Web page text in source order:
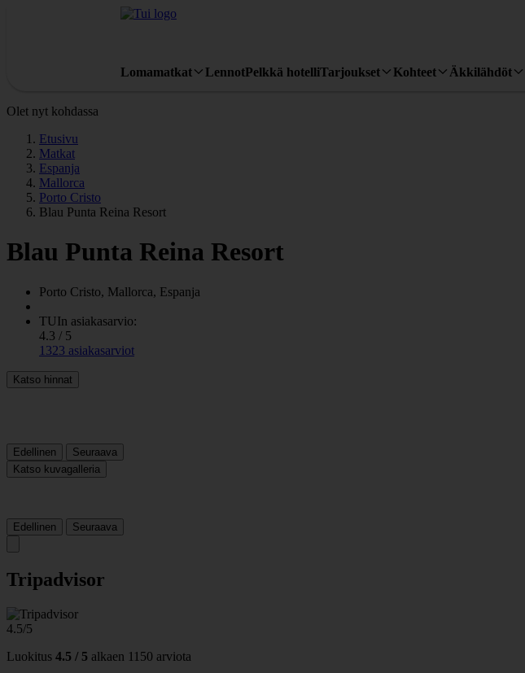
Lomamatkat LennotPelkkä hotelliTarjoukset Kohteet Äkkilähdöt
Olet nyt kohdassa
Etusivu
Matkat
Espanja
Mallorca
Porto Cristo
Blau Punta Reina Resort
Blau Punta Reina Resort
Porto Cristo, Mallorca, Espanja
TUIn asiakasarvio:
4.3 / 5
1323 asiakasarviot
Katso hinnat
Edellinen
Seuraava
Katso kuvagalleria
Edellinen Seuraava
Tripadvisor
4.5/5
Luokitus 4.5 / 5 alkaen 1150 arviota